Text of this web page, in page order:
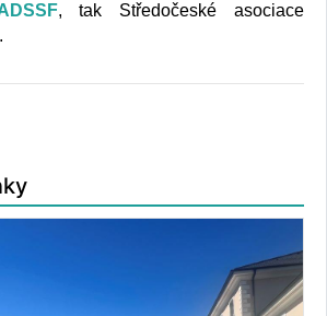
, tak Středočeské asociace
.